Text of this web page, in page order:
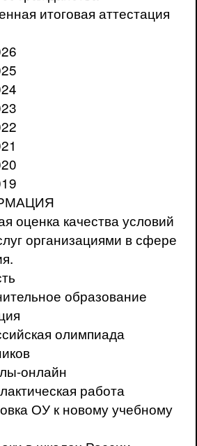
итоговая аттестация
оценка качества условий
организациями в сфере
образование
олимпиада
онлайн
работа
ОУ к новому учебному